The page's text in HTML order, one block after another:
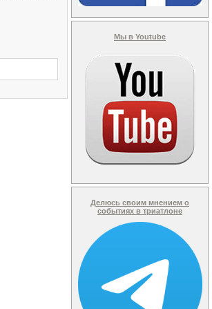
Мы в Youtube
Делюсь своим мнением о
событиях в триатлоне